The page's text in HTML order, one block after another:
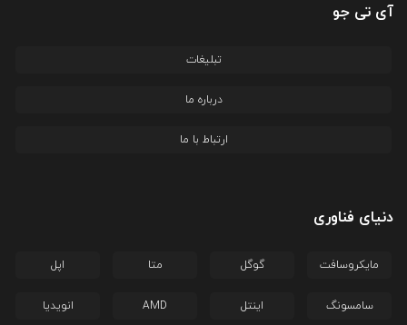
آی تی جو
تبلیغات
درباره ما
ارتباط با ما
دنیای فناوری
مایکروسافت گوگل متا اپل
سامسونگ اینتل AMD انویدیا